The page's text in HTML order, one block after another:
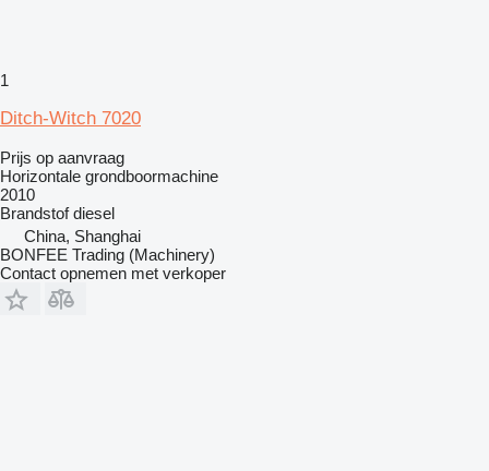
1
Ditch-Witch 7020
Prijs op aanvraag
Horizontale grondboormachine
2010
Brandstof diesel
China, Shanghai
BONFEE Trading (Machinery)
Contact opnemen met verkoper